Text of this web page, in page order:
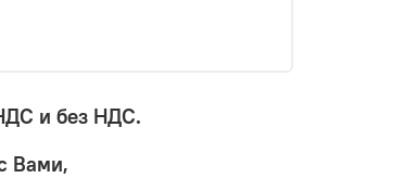
и без НДС.
Вами,